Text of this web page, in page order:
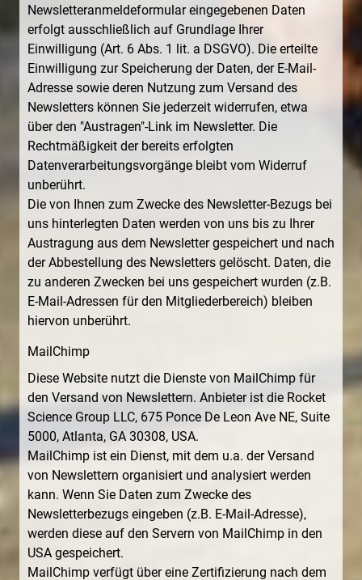
Newsletteranmeldeformular eingegebenen Daten
erfolgt ausschließlich auf Grundlage Ihrer
Einwilligung (Art. 6 Abs. 1 lit. a DSGVO). Die erteilte
Einwilligung zur Speicherung der Daten, der E-Mail-
Adresse sowie deren Nutzung zum Versand des
Newsletters können Sie jederzeit widerrufen, etwa
über den "Austragen"-Link im Newsletter. Die
Rechtmäßigkeit der bereits erfolgten
Datenverarbeitungsvorgänge bleibt vom Widerruf
unberührt.
Die von Ihnen zum Zwecke des Newsletter-Bezugs bei
uns hinterlegten Daten werden von uns bis zu Ihrer
Austragung aus dem Newsletter gespeichert und nach
der Abbestellung des Newsletters gelöscht. Daten, die
zu anderen Zwecken bei uns gespeichert wurden (z.B.
E-Mail-Adressen für den Mitgliederbereich) bleiben
hiervon unberührt.
MailChimp
Diese Website nutzt die Dienste von MailChimp für
den Versand von Newslettern. Anbieter ist die Rocket
Science Group LLC, 675 Ponce De Leon Ave NE, Suite
5000, Atlanta, GA 30308, USA.
MailChimp ist ein Dienst, mit dem u.a. der Versand
von Newslettern organisiert und analysiert werden
kann. Wenn Sie Daten zum Zwecke des
Newsletterbezugs eingeben (z.B. E-Mail-Adresse),
werden diese auf den Servern von MailChimp in den
USA gespeichert.
MailChimp verfügt über eine Zertifizierung nach dem